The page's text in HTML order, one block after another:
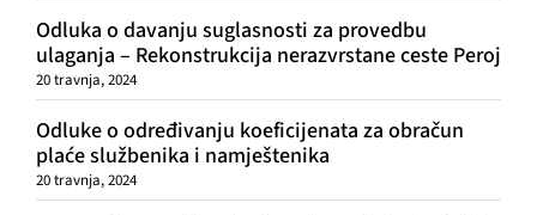
Odluka o davanju suglasnosti za provedbu
ulaganja – Rekonstrukcija nerazvrstane ceste Peroj
20 travnja, 2024
Odluke o određivanju koeficijenata za obračun
plaće službenika i namještenika
20 travnja, 2024